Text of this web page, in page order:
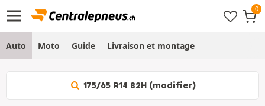
Auto Moto Guide Livraison et montage
175/65 R14 82H (modifier)